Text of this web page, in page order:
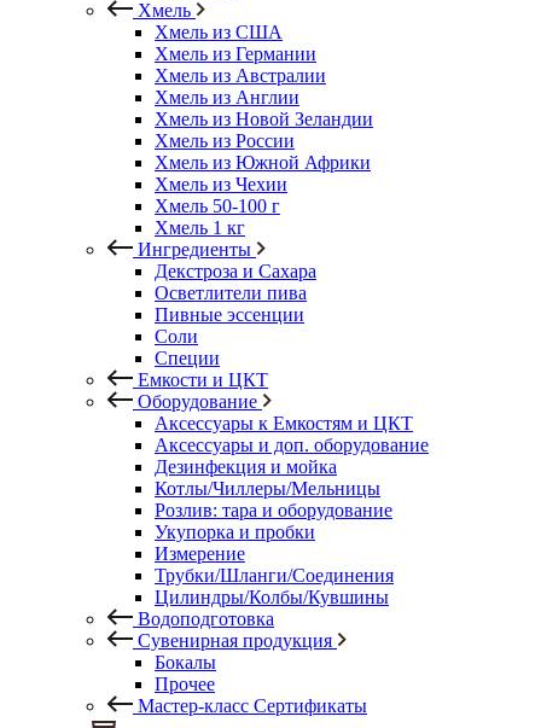
Хмель
Хмель из США
Хмель из Германии
Хмель из Австралии
Хмель из Англии
Хмель из Новой Зеландии
Хмель из России
Хмель из Южной Африки
Хмель из Чехии
Хмель 50-100 г
Хмель 1 кг
Ингредиенты
Декстроза и Сахара
Осветлители пива
Пивные эссенции
Соли
Специи
Емкости и ЦКТ
Оборудование
Аксессуары к Емкостям и ЦКТ
Аксессуары и доп. оборудование
Дезинфекция и мойка
Котлы/Чиллеры/Мельницы
Розлив: тара и оборудование
Укупорка и пробки
Измерение
Трубки/Шланги/Соединения
Цилиндры/Колбы/Кувшины
Водоподготовка
Сувенирная продукция
Бокалы
Прочее
Мастер-класс Сертификаты